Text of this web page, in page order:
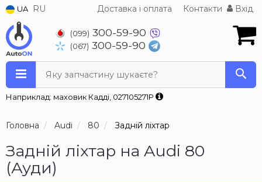
UA RU Доставка і оплата Контакти Вхід
(099) 300-59-90
(067) 300-59-90
Яку запчастину шукаєте?
Наприклад: маховик Кадді, 027105271P
Головна Audi 80 Задній ліхтар
Задній ліхтар на Audi 80
(Ауди)